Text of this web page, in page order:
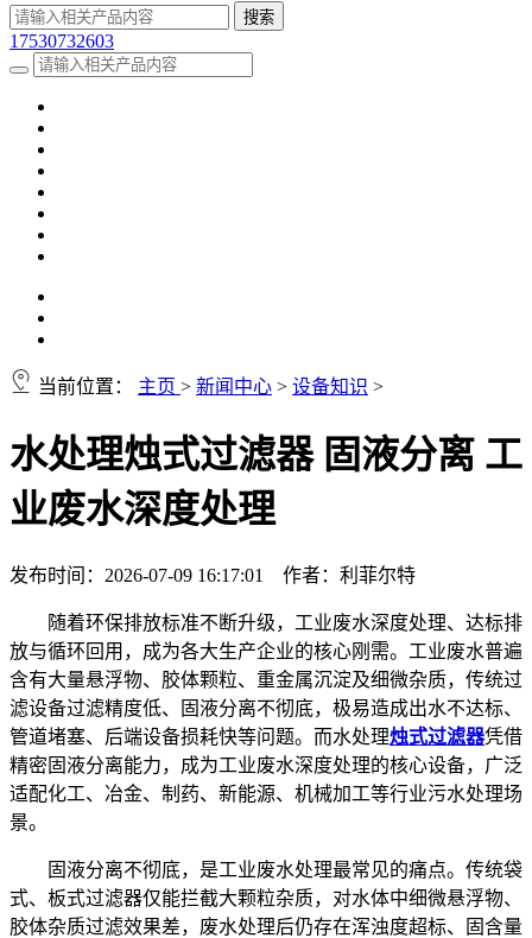
17530732603
当前位置： 主页 > 新闻中心 > 设备知识 >
水处理烛式过滤器 固液分离 工
业废水深度处理
发布时间：2026-07-09 16:17:01 作者：利菲尔特
随着环保排放标准不断升级，工业废水深度处理、达标排
放与循环回用，成为各大生产企业的核心刚需。工业废水普遍
含有大量悬浮物、胶体颗粒、重金属沉淀及细微杂质，传统过
滤设备过滤精度低、固液分离不彻底，极易造成出水不达标、
管道堵塞、后端设备损耗快等问题。而水处理烛式过滤器凭借
精密固液分离能力，成为工业废水深度处理的核心设备，广泛
适配化工、冶金、制药、新能源、机械加工等行业污水处理场
景。
固液分离不彻底，是工业废水处理最常见的痛点。传统袋
式、板式过滤器仅能拦截大颗粒杂质，对水体中细微悬浮物、
胶体杂质过滤效果差，废水处理后仍存在浑浊度超标、固含量